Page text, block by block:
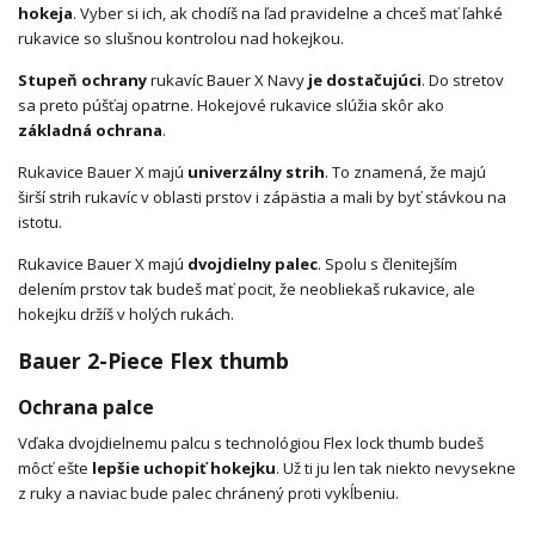
hokeja. Vyber si ich, ak chodíš na ľad pravidelne a chceš mať ľahké
rukavice so slušnou kontrolou nad hokejkou.
Stupeň ochranyrukavíc Bauer X Navy je dostačujúci. Do stretov
sa preto púšťaj opatrne. Hokejové rukavice slúžia skôr ako
základná ochrana.
Rukavice Bauer X majú univerzálny strih. To znamená, že majú
širší strih rukavíc v oblasti prstov i zápästia a mali by byť stávkou na
istotu.
Rukavice Bauer X majú dvojdielny palec. Spolu s členitejším
delením prstov tak budeš mať pocit, že neobliekaš rukavice, ale
hokejku držíš v holých rukách.
Bauer 2-Piece Flex thumb
Ochrana palce
Vďaka dvojdielnemu palcu s technológiou Flex lock thumb budeš
môcť ešte lepšie uchopiť hokejku. Už ti ju len tak niekto nevysekne
z ruky a naviac bude palec chránený proti vykĺbeniu.